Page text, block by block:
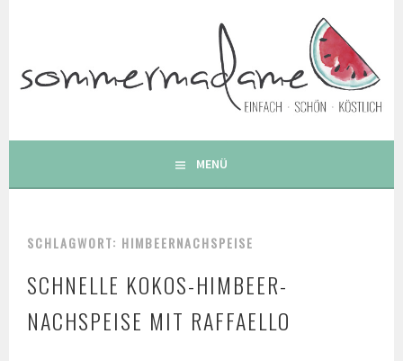
FOODBLOG – GESUNDE LECKERE EINFACHE BUNTE UND
BESONDERE REZEPTE
MENÜ
SCHLAGWORT: HIMBEERNACHSPEISE
SCHNELLE KOKOS-HIMBEER-
NACHSPEISE MIT RAFFAELLO